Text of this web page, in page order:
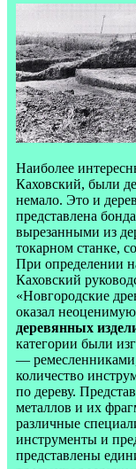
Наиболее
Каховский, были
немало. Это и
представлена
вырезанными из
токарном станке,
При определении
Каховский
«Новгородские
оказал
деревянных
категории были
—
количество
по дереву.
металлов и их
различные
инструменты и
представлены